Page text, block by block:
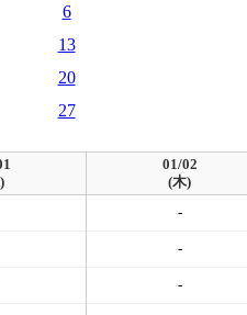
6
13
20
27
01/02
(木)
-
-
-